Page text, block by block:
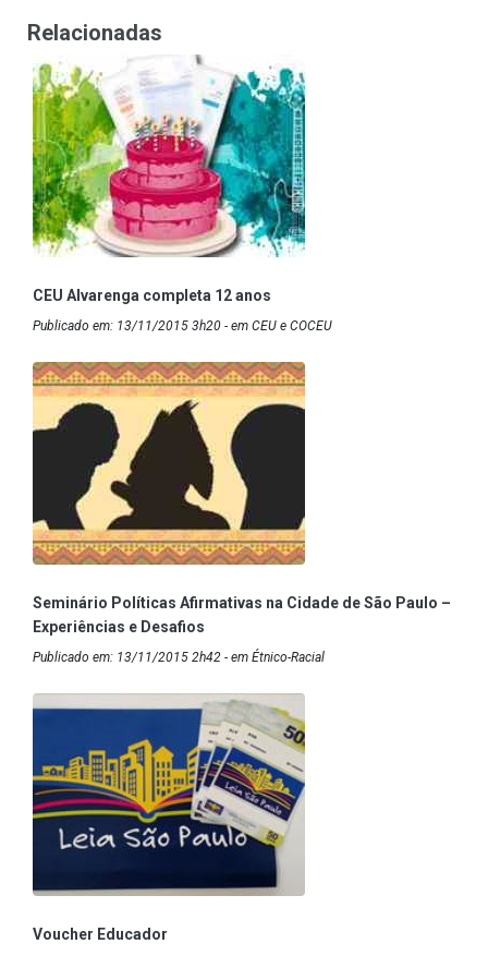
Relacionadas
CEU Alvarenga completa 12 anos
Publicado em: 13/11/2015 3h20 - em CEU e COCEU
Seminário Políticas Afirmativas na Cidade de São Paulo –
Experiências e Desafios
Publicado em: 13/11/2015 2h42 - em Étnico-Racial
Voucher Educador